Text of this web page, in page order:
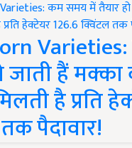
जाती हैं
है प्रति
पैदावार!